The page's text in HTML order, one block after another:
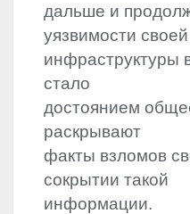
дальше и
уязвимости своей
инфраструктуры
стало
достоянием
раскрывают
факты взломов
сокрытии такой
информации.